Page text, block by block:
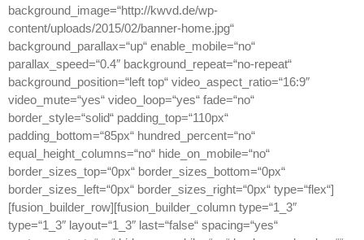
background_image=“http://kwvd.de/wp-
content/uploads/2015/02/banner-home.jpg“
background_parallax=“up“ enable_mobile=“no“
parallax_speed=“0.4″ background_repeat=“no-repeat“
background_position=“left top“ video_aspect_ratio=“16:9″
video_mute=“yes“ video_loop=“yes“ fade=“no“
border_style=“solid“ padding_top=“110px“
padding_bottom=“85px“ hundred_percent=“no“
equal_height_columns=“no“ hide_on_mobile=“no“
border_sizes_top=“0px“ border_sizes_bottom=“0px“
border_sizes_left=“0px“ border_sizes_right=“0px“ type=“flex“]
[fusion_builder_row][fusion_builder_column type=“1_3″
type=“1_3″ layout=“1_3″ last=“false“ spacing=“yes“